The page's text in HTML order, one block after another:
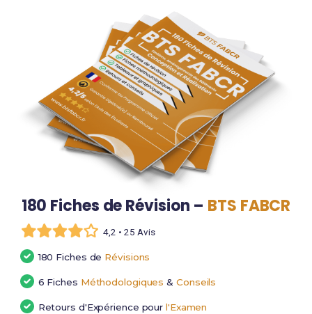
180 Fiches de Révision – BTS FABCR
4,2 • 25 Avis
180 Fiches de Révisions
6 Fiches Méthodologiques &Conseils
Retours d'Expérience pourl'Examen